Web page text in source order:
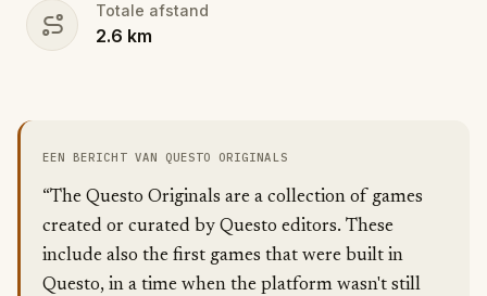
Totale afstand
2.6 km
EEN BERICHT VAN QUESTO ORIGINALS
“The Questo Originals are a collection of games
created or curated by Questo editors. These
include also the first games that were built in
Questo, in a time when the platform wasn't still